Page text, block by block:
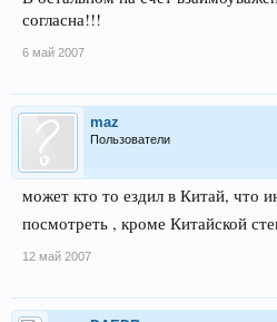
согласна!!!
6 май 2007
maz
Пользователи
может кто то ездил в Китай, что
посмотреть , кроме Китайской
12 май 2007